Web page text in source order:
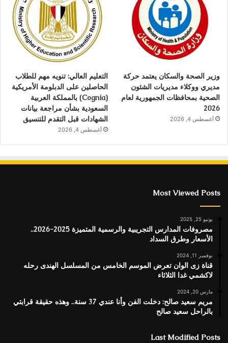
وزير الصحة والسكان يعتمد حركة
مديري ووكلاء مديريات الشئون
الصحية بمحافظات الجمهورية لعام
2026
أغسطس 4, 2026
التعليم العالي: تنويه مهم للطلاب
الحاصلين على الدبلومة الأمريكية
(Cognia) بالمملكة العربية
السعودية بشأن مراجعة بيانات
الشهادات قبل التقدم للتنسيق
أغسطس 4, 2026
Most Viewed Posts
يونيو 25, 2025
مصروفات المدارس التجريبية والرسمية المتميزة 2025-2026..
الأسعار وطرق السداد
نوفمبر 11, 2024
قناة زى الوان تعرض الموسم الخامس من المسلسل الهندى رحله
لاكشمي غدا الثلاثاء
مارس 20, 2024
مريم سعيد صالح: دخلت الفن وأنا عندي 37 سنة.. وهذه حقيقة قرابتي
بالراحل سعيد صالح
Last Modified Posts